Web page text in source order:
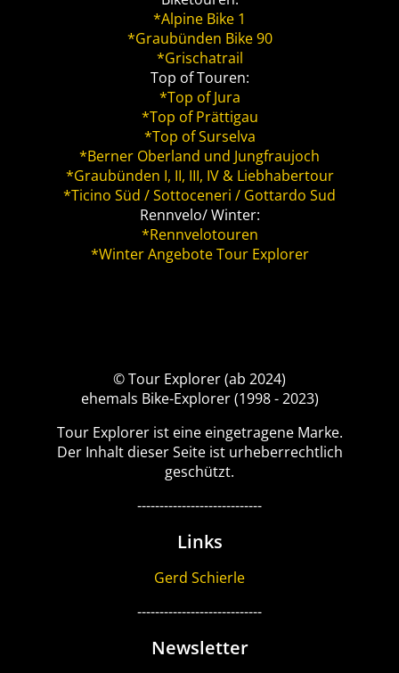
*Alpine Bike 1
*Graubünden Bike 90
*Grischatrail
Top of Touren:
*Top of Jura
*Top of Prättigau
*Top of Surselva
*Berner Oberland und Jungfraujoch
*Graubünden I, II, III, IV & Liebhabertour
*Ticino Süd / Sottoceneri / Gottardo Sud
Rennvelo/ Winter:
*Rennvelotouren
*Winter Angebote Tour Explorer
© Tour Explorer (ab 2024)
ehemals Bike-Explorer (1998 - 2023)
Tour Explorer ist eine eingetragene Marke.
Der Inhalt dieser Seite ist urheberrechtlich
geschützt.
----------------------------
Links
Gerd Schierle
----------------------------
Newsletter